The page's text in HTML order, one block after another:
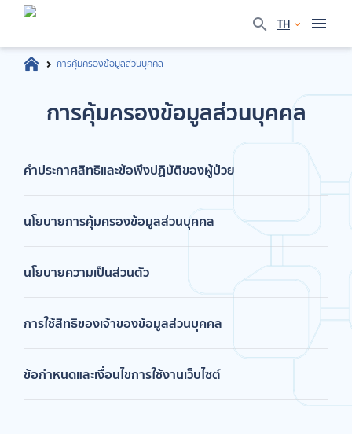
TH
การคุ้มครองข้อมูลส่วนบุคคล
การคุ้มครองข้อมูลส่วนบุคคล
คำประกาศสิทธิและข้อพึงปฏิบัติของผู้ป่วย
นโยบายการคุ้มครองข้อมูลส่วนบุคคล
นโยบายความเป็นส่วนตัว
การใช้สิทธิของเจ้าของข้อมูลส่วนบุคคล
ข้อกำหนดและเงื่อนไขการใช้งานเว็บไซต์